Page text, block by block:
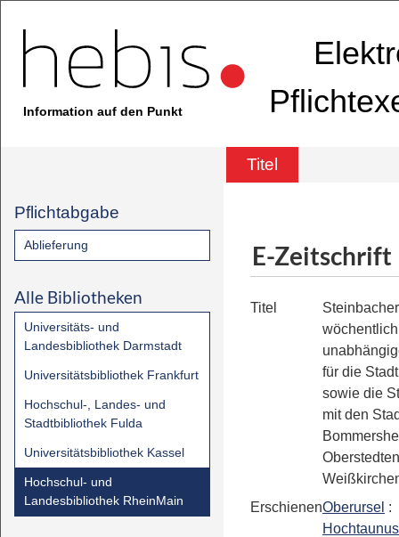
Information auf den Punkt
Titel
Pflichtabgabe
Ablieferung
Alle Bibliotheken
Universitäts- und
Landesbibliothek Darmstadt
Universitätsbibliothek Frankfurt
Hochschul-, Landes- und
Stadtbibliothek Fulda
Universitätsbibliothek Kassel
Hochschul- und
Landesbibliothek RheinMain
E-Zeitschrift
Titel
für die
sowie die
mit den
ErschienenOberursel :